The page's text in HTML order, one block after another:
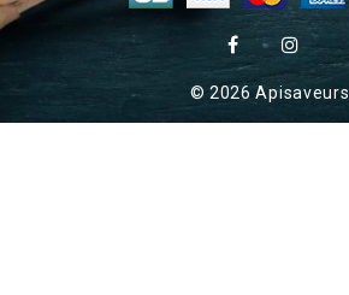
© 2026 Apisaveurs